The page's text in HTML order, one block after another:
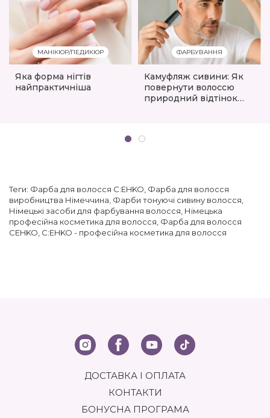
МАНІКЮР/ПЕДИКЮР
Яка форма нігтів
найпрактичніша
ФАРБУВАННЯ
Камуфляж сивини: Як
повернути волоссю
природний відтінок
Теги: Фарба для волосся C:EHKO, Фарба для волосся
виробництва Німеччина, Фарби тонуючі сивину волосся,
Німецькі засоби для фарбування волосся, Німецька
професійна косметика для волосся, Фарба для волосся
CEHKO, C:EHKO - професійна косметика для волосся
ДОСТАВКА І ОПЛАТА
КОНТАКТИ
БОНУСНА ПРОГРАМА